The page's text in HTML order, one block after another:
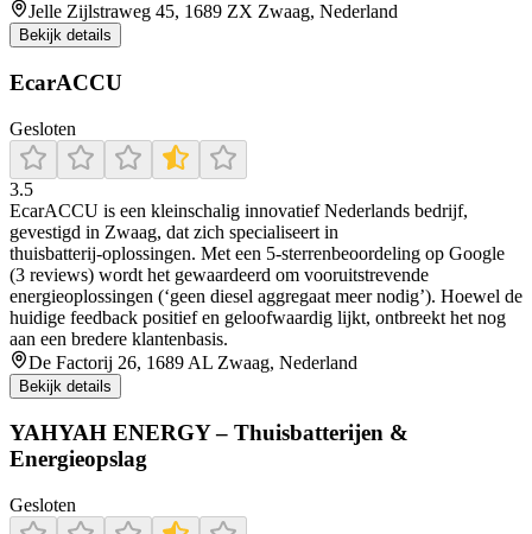
Jelle Zijlstraweg 45, 1689 ZX Zwaag, Nederland
Bekijk details
EcarACCU
Gesloten
3.5
EcarACCU is een kleinschalig innovatief Nederlands bedrijf,
gevestigd in Zwaag, dat zich specialiseert in
thuisbatterij‑oplossingen. Met een 5‑sterrenbeoordeling op Google
(3 reviews) wordt het gewaardeerd om vooruitstrevende
energieoplossingen (‘geen diesel aggregaat meer nodig’). Hoewel de
huidige feedback positief en geloofwaardig lijkt, ontbreekt het nog
aan een bredere klantenbasis.
De Factorij 26, 1689 AL Zwaag, Nederland
Bekijk details
YAHYAH ENERGY – Thuisbatterijen &
Energieopslag
Gesloten